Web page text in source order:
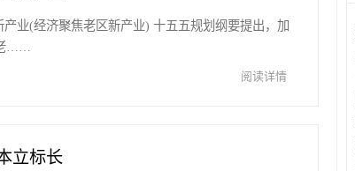
业(经济聚焦老区新产业) 十五五规划纲要提出，加
……
阅读详情
立标长